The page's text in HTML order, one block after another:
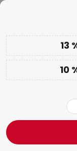
Extra rabatt: 10
Båglampor
13
10